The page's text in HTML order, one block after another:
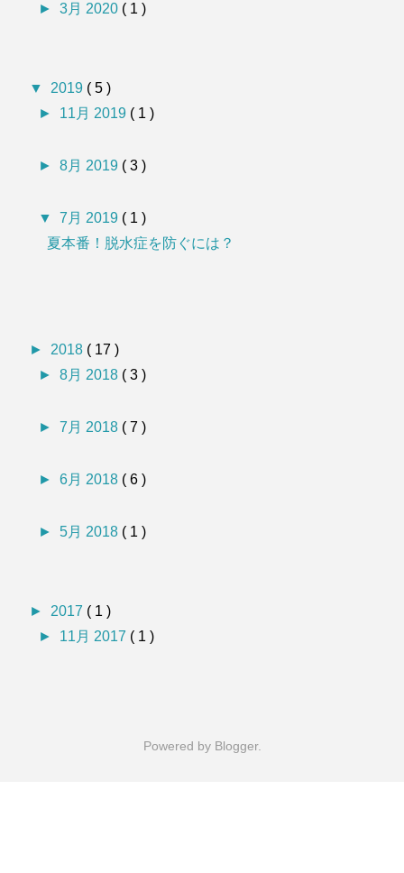
►3月 2020 ( 1 )
▼ 2019 ( 5 )
► 11月 2019 ( 1 )
►8月 2019 ( 3 )
▼7月 2019 ( 1 )
夏本番！脱水症を防ぐには？
► 2018 ( 17 )
►8月 2018 ( 3 )
►7月 2018 ( 7 )
►6月 2018 ( 6 )
►5月 2018 ( 1 )
► 2017 ( 1 )
► 11月 2017 ( 1 )
Powered by Blogger.